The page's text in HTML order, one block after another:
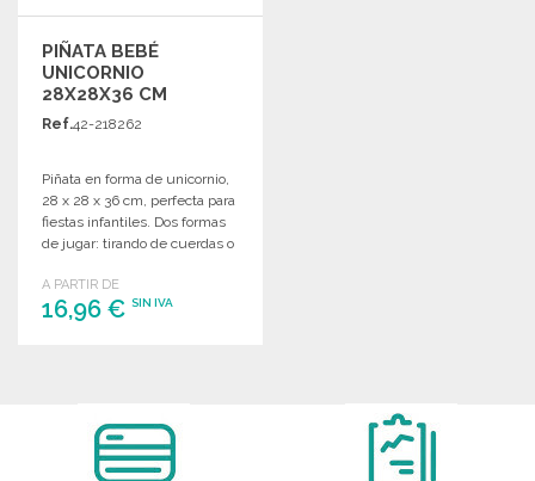
PIÑATA BEBÉ
UNICORNIO
28X28X36 CM
Ref.42-218262
Piñata en forma de unicornio,
28 x 28 x 36 cm, perfecta para
fiestas infantiles. Dos formas
de jugar: tirando de cuerdas o
A PARTIR DE
16,96 € SIN IVA